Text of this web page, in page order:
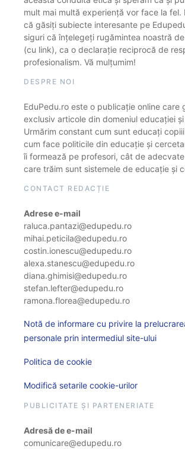
mult mai multă experiență vor face la fel.
că găsiți subiecte interesante pe
siguri că înțelegeți rugămintea noastră
(cu link), ca o declarație reciprocă de
profesionalism. Vă mulțumim!
DESPRE NOI
EduPedu.ro este o publicație online care
exclusiv articole din domeniul educației
Urmărim constant cum sunt educați
cum face politicile din educație și
îi formează pe profesori, cât de adecvate
care trăim sunt sistemele de educație și
CONTACT REDACȚIE
Adrese e-mail
raluca.pantazi@edupedu.ro
mihai.peticila@edupedu.ro
costin.ionescu@edupedu.ro
alexa.stanescu@edupedu.ro
diana.ghimisi@edupedu.ro
stefan.lefter@edupedu.ro
ramona.florea@edupedu.ro
Notă de informare cu privire la
personale prin intermediul site-ului
Politica de cookie
Modifică setarile cookie-urilor
PUBLICITATE ȘI PARTENERIATE
Adresă de e-mail
comunicare@edupedu.ro